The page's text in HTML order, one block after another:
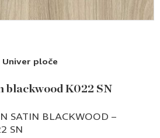
Univer ploče
blackwood K022 SN
SATIN BLACKWOOD –
SN